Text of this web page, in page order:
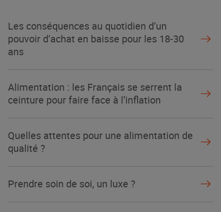
Les conséquences au quotidien d’un
pouvoir d’achat en baisse pour les 18-30
ans
Alimentation : les Français se serrent la
ceinture pour faire face à l’inflation
Quelles attentes pour une alimentation de
qualité ?
Prendre soin de soi, un luxe ?